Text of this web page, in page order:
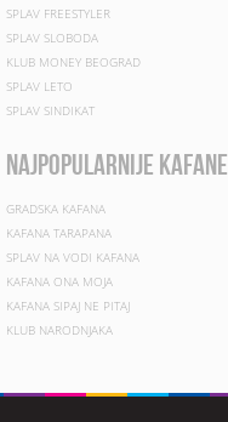
SPLAV FREESTYLER
SPLAV SLOBODA
KLUB MONEY BEOGRAD
SPLAV LETO
SPLAV SINDIKAT
najpopularnije kafane
GRADSKA KAFANA
KAFANA TARAPANA
SPLAV NA VODI KAFANA
KAFANA ONA MOJA
KAFANA SIPAJ NE PITAJ
KLUB NARODNJAKA